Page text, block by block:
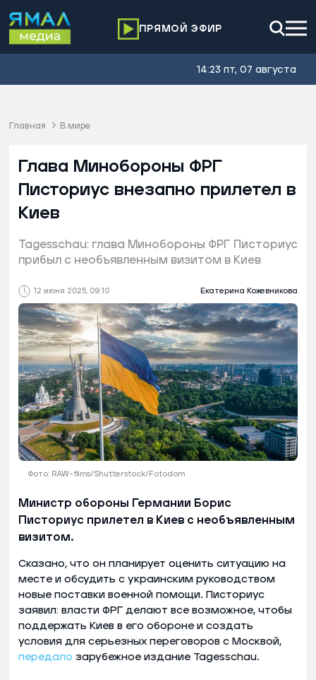
ПРЯМОЙ ЭФИР
14:23 пт, 07 августа
Главная В мире
12 июня 2025, 09:10 Екатерина Кожевникова
Глава Минобороны ФРГ
Писториус внезапно прилетел в
Киев
Tagesschau: глава Минобороны ФРГ Писториус
прибыл с необъявленным визитом в Киев
Фото: RAW-films/Shutterstock/Fotodom
Министр обороны Германии Борис
Писториус прилетел в Киев с необъявленным
визитом.
Сказано, что он планирует оценить ситуацию на
месте и обсудить с украинским руководством
новые поставки военной помощи. Писториус
заявил: власти ФРГ делают все возможное, чтобы
поддержать Киев в его обороне и создать
условия для серьезных переговоров с Москвой,
передало зарубежное издание Tagesschau.